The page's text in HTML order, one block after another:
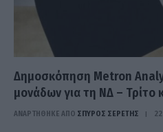
Δημοσκόπηση Metron
μονάδων για τη ΝΔ – Τρίτο
ΑΝΑΡΤΗΘΗΚΕ ΑΠΟ ΣΠΎΡΟΣ ΣΕΡΈΤΗΣ